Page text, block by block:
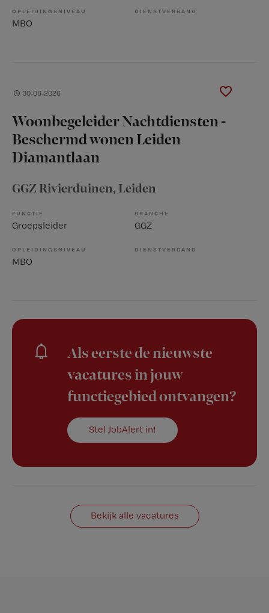
OPLEIDINGSNIVEAU
MBO
DIENSTVERBAND
30-06-2026
Woonbegeleider Nachtdiensten -
Beschermd wonen Leiden
Diamantlaan
GGZ Rivierduinen, Leiden
FUNCTIE
Groepsleider
BRANCHE
GGZ
OPLEIDINGSNIVEAU
MBO
DIENSTVERBAND
Als eerste de nieuwste
vacatures in jouw
functiegebied ontvangen?
Stel JobAlert in!
Bekijk alle vacatures